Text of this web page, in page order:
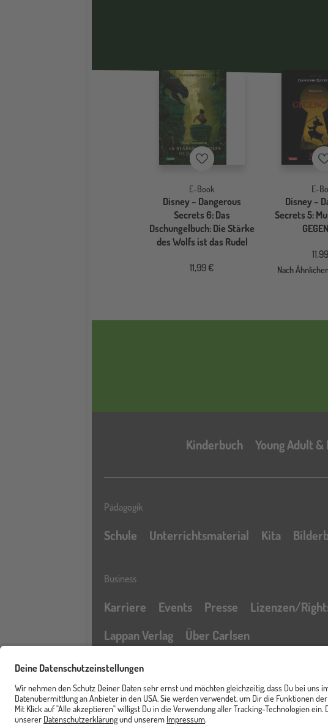
Profil
Merkzettel
Merkzettel
E-Book
Disney – Dangerous
Secrets 6: Das
Dschungelbuch: Die Stärke
des Wolfs ist das Rudel
11,99 €
E-
Disney –
Secrets 5:
Nach
Kinderbuch Young Adult
Pädagogik
Schule Unterrichtsmaterial Kita
Business
Karriere Events Presse Lizenzen/
Lappan Verlag
Über Carlsen
Newsletter FAQ & Hilfe Kontakt